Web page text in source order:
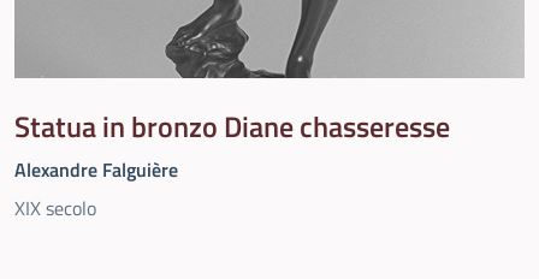
Statua in bronzo Diane chasseresse
Alexandre Falguière
XIX secolo